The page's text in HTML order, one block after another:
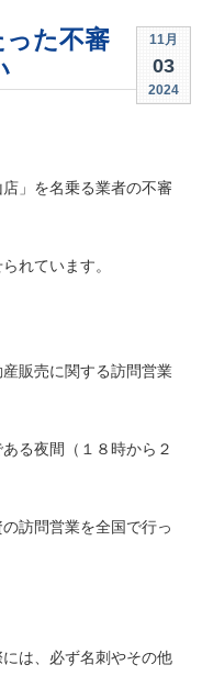
11月
03
2024
った不審
」を名乗る業者の不審
れています。
産販売に関する訪問営業
る夜間（１８時から２
訪問営業を全国で行っ
は、必ず名刺やその他